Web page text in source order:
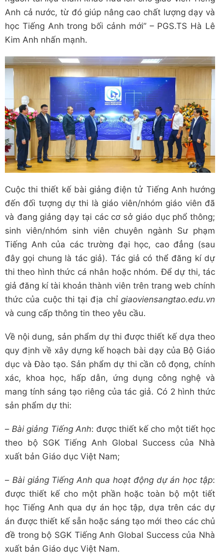
Anh cả nước, từ đó giúp nâng cao chất lượng dạy và
học Tiếng Anh trong bối cảnh mới” – PGS.TS Hà Lê
Kim Anh nhấn mạnh.
Cuộc thi thiết kế bài giảng điện tử Tiếng Anh hướng
đến đối tượng dự thi là giáo viên/nhóm giáo viên đã
và đang giảng dạy tại các cơ sở giáo dục phổ thông;
sinh viên/nhóm sinh viên chuyên ngành Sư phạm
Tiếng Anh của các trường đại học, cao đẳng (sau
đây gọi chung là tác giả). Tác giả có thể đăng kí dự
thi theo hình thức cá nhân hoặc nhóm. Để dự thi, tác
giả đăng kí tài khoản thành viên trên trang web chính
thức của cuộc thi tại địa chỉ giaoviensangtao.edu.vn
và cung cấp thông tin theo yêu cầu.
Về nội dung, sản phẩm dự thi được thiết kế dựa theo
quy định về xây dựng kế hoạch bài dạy của Bộ Giáo
dục và Đào tạo. Sản phẩm dự thi cần cô đọng, chính
xác, khoa học, hấp dẫn, ứng dụng công nghệ và
mang tính sáng tạo riêng của tác giả. Có 2 hình thức
sản phẩm dự thi:
– Bài giảng Tiếng Anh: được thiết kế cho một tiết học
theo bộ SGK Tiếng Anh Global Success của Nhà
xuất bản Giáo dục Việt Nam;
– Bài giảng Tiếng Anh qua hoạt động dự án học tập:
được thiết kế cho một phần hoặc toàn bộ một tiết
học Tiếng Anh qua dự án học tập, dựa trên các dự
án được thiết kế sẵn hoặc sáng tạo mới theo các chủ
đề trong bộ SGK Tiếng Anh Global Success của Nhà
xuất bản Giáo dục Việt Nam.